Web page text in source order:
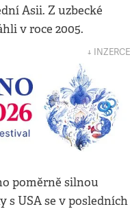
Asii. Z uzbecké
v roce 2005.
↓ INZERCE
poměrně silnou
s USA se v posledních